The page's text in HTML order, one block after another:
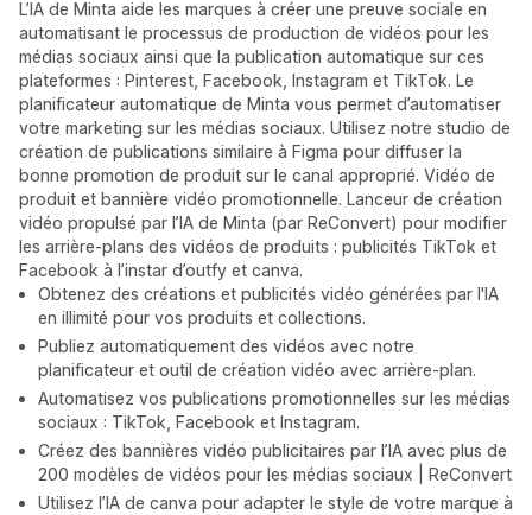
L’IA de Minta aide les marques à créer une preuve sociale en
automatisant le processus de production de vidéos pour les
médias sociaux ainsi que la publication automatique sur ces
plateformes : Pinterest, Facebook, Instagram et TikTok. Le
planificateur automatique de Minta vous permet d’automatiser
votre marketing sur les médias sociaux. Utilisez notre studio de
création de publications similaire à Figma pour diffuser la
bonne promotion de produit sur le canal approprié. Vidéo de
produit et bannière vidéo promotionnelle. Lanceur de création
vidéo propulsé par l’IA de Minta (par ReConvert) pour modifier
les arrière-plans des vidéos de produits : publicités TikTok et
Facebook à l’instar d’outfy et canva.
Obtenez des créations et publicités vidéo générées par l'IA
en illimité pour vos produits et collections.
Publiez automatiquement des vidéos avec notre
planificateur et outil de création vidéo avec arrière-plan.
Automatisez vos publications promotionnelles sur les médias
sociaux : TikTok, Facebook et Instagram.
Créez des bannières vidéo publicitaires par l’IA avec plus de
200 modèles de vidéos pour les médias sociaux | ReConvert
Utilisez l’IA de canva pour adapter le style de votre marque à